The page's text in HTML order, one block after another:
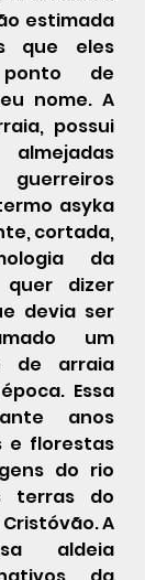
estimada
que eles
de
nome. A
possui
asyka
cortada,
da
dizer
devia ser
um
de arraia
Essa
anos
e florestas
do rio
terras do
A
aldeia